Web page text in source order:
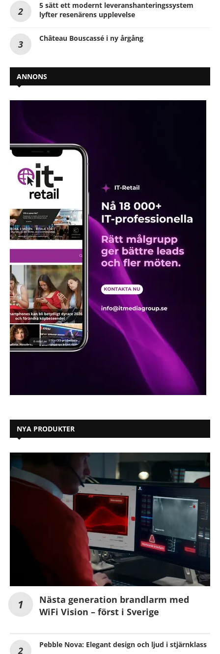
5 sätt ett modernt leveranshanteringssystem
lyfter resenärens upplevelse
Château Bouscassé i ny årgång
ANNONS
NYA PRODUKTER
Nästa generation brandlarm med
WiFi Vision – först i Sverige
Pebble Nova: Elegant design och ljud i stjärnklass